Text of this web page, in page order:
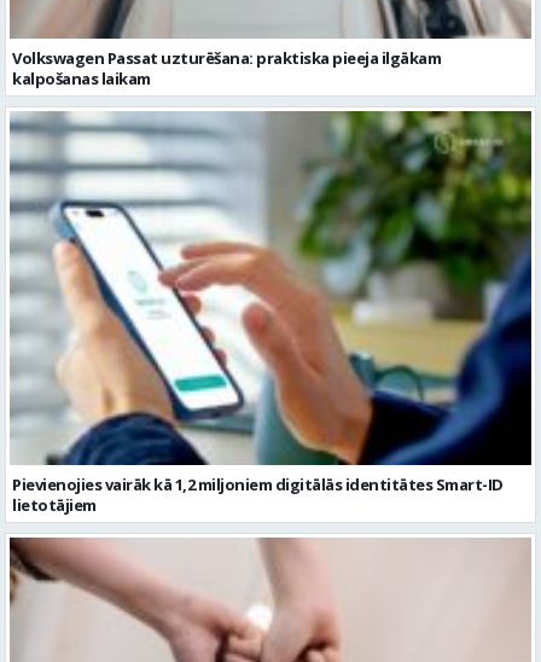
Volkswagen Passat uzturēšana: praktiska pieeja ilgākam
kalpošanas laikam
Pievienojies vairāk kā 1,2 miljoniem digitālās identitātes Smart-ID
lietotājiem